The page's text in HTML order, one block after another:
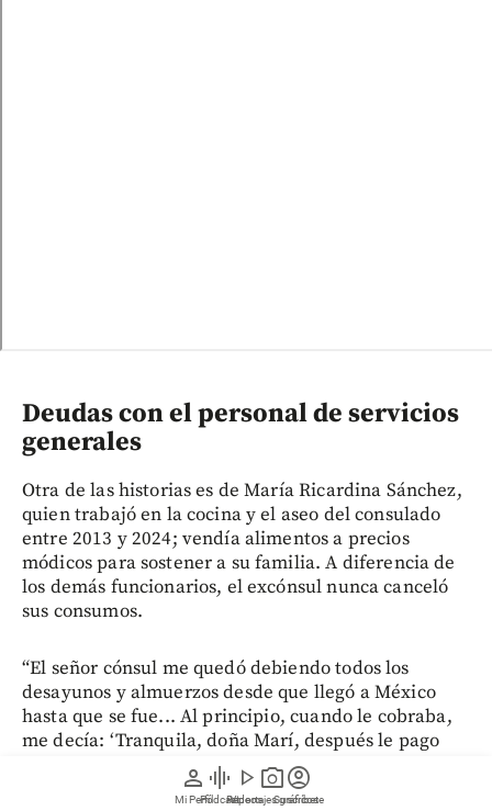
person
Mi Perfil
graphic_eq
Pódcast
play_arrow
Videos
photo_camera
Reportajes gráficos
account_circle
Suscríbete
Deudas con el personal de servicios
generales
Otra de las historias es de María Ricardina Sánchez,
quien trabajó en la cocina y el aseo del consulado
entre 2013 y 2024; vendía alimentos a precios
módicos para sostener a su familia. A diferencia de
los demás funcionarios, el excónsul nunca canceló
sus consumos.
“El señor cónsul me quedó debiendo todos los
desayunos y almuerzos desde que llegó a México
hasta que se fue... Al principio, cuando le cobraba,
me decía: ‘Tranquila, doña Marí, después le pago
cuando saque el dinero del cajero’, pero nunca me
pagó ni un almuerzo. Me quedó debiendo 34.800